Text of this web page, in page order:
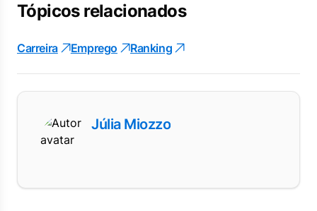
Tópicos relacionados
Carreira Emprego Ranking
Júlia Miozzo